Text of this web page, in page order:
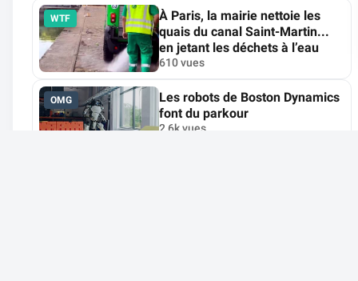
WTF
À Paris, la mairie nettoie les
quais du canal Saint-Martin...
en jetant les déchets à l’eau
610 vues
OMG
Les robots de Boston Dynamics
font du parkour
2,6k vues